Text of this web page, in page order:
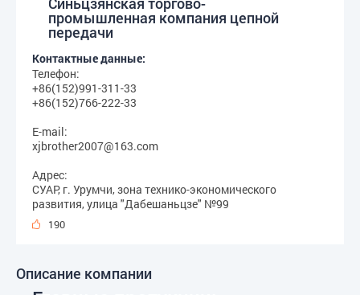
промышленная компания цепной
передачи
Контактные данные:
Телефон:
+86(152)991-311-33
+86(152)766-222-33
E-mail:
xjbrother2007@163.com
Адрес:
СУАР, г. Урумчи, зона технико-экономического
развития, улица "Дабешаньцзе" №99
190
Описание компании